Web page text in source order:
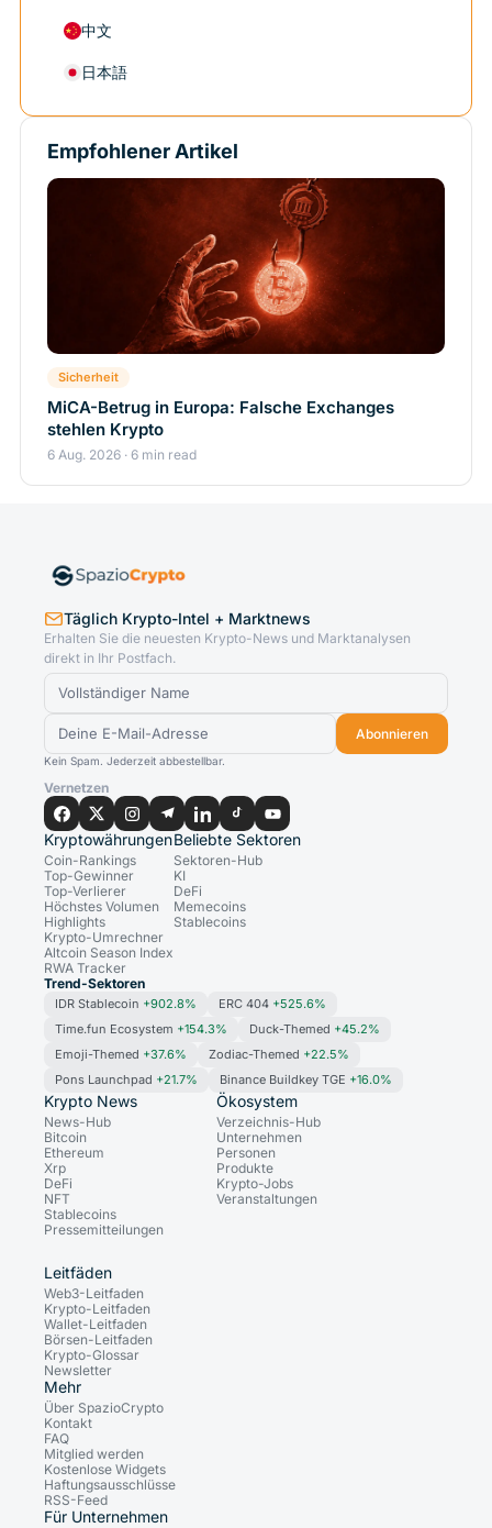
中文
日本語
Empfohlener Artikel
Sicherheit
MiCA-Betrug in Europa: Falsche Exchanges
stehlen Krypto
6 Aug. 2026 · 6 min read
Täglich Krypto-Intel + Marktnews
Erhalten Sie die neuesten Krypto-News und Marktanalysen
direkt in Ihr Postfach.
Abonnieren
Kein Spam. Jederzeit abbestellbar.
Vernetzen
Kryptowährungen
Coin-Rankings
Top-Gewinner
Top-Verlierer
Höchstes Volumen
Highlights
Krypto-Umrechner
Altcoin Season Index
RWA Tracker
Beliebte Sektoren
Sektoren-Hub
KI
DeFi
Memecoins
Stablecoins
Trend-Sektoren
IDR Stablecoin +902.8% ERC 404 +525.6%
Time.fun Ecosystem +154.3% Duck-Themed +45.2%
Emoji-Themed +37.6% Zodiac-Themed +22.5%
Pons Launchpad +21.7% Binance Buildkey TGE +16.0%
Krypto News
News-Hub
Bitcoin
Ethereum
Xrp
DeFi
NFT
Stablecoins
Pressemitteilungen
Ökosystem
Verzeichnis-Hub
Unternehmen
Personen
Produkte
Krypto-Jobs
Veranstaltungen
Leitfäden
Web3-Leitfaden
Krypto-Leitfaden
Wallet-Leitfaden
Börsen-Leitfaden
Krypto-Glossar
Newsletter
Mehr
Über SpazioCrypto
Kontakt
FAQ
Mitglied werden
Kostenlose Widgets
Haftungsausschlüsse
RSS-Feed
Für Unternehmen